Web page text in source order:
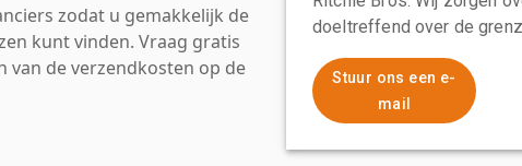
zodat u gemakkelijk de
kunt vinden. Vraag gratis
de verzendkosten op de
doeltreffend over de
Stuur ons een e-
mail